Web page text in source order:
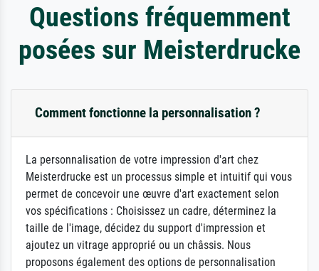
Questions fréquemment
posées sur Meisterdrucke
Comment fonctionne la personnalisation ?
La personnalisation de votre impression d'art chez
Meisterdrucke est un processus simple et intuitif qui vous
permet de concevoir une œuvre d'art exactement selon
vos spécifications : Choisissez un cadre, déterminez la
taille de l'image, décidez du support d'impression et
ajoutez un vitrage approprié ou un châssis. Nous
proposons également des options de personnalisation